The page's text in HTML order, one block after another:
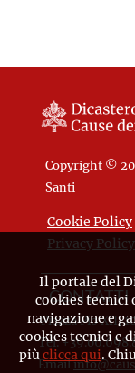
Copyright ©
Santi
Cookie Policy
Privacy Policy
CONTATTI
Piazza Pio XII,
Tel.
Email
Il portale del
cookies tecnici
navigazione e
cookies tecnici e
piùclicca qui.